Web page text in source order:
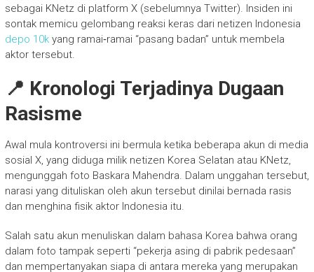
sebagai KNetz di platform X (sebelumnya Twitter). Insiden ini
sontak memicu gelombang reaksi keras dari netizen Indonesia
depo 10kyang ramai‑ramai “pasang badan” untuk membela
aktor tersebut.
📍 Kronologi Terjadinya Dugaan
Rasisme
Awal mula kontroversi ini bermula ketika beberapa akun di media
sosial X, yang diduga milik netizen Korea Selatan atau KNetz,
mengunggah foto Baskara Mahendra. Dalam unggahan tersebut,
narasi yang dituliskan oleh akun tersebut dinilai bernada rasis
dan menghina fisik aktor Indonesia itu.
Salah satu akun menuliskan dalam bahasa Korea bahwa orang
dalam foto tampak seperti “pekerja asing di pabrik pedesaan”
dan mempertanyakan siapa di antara mereka yang merupakan